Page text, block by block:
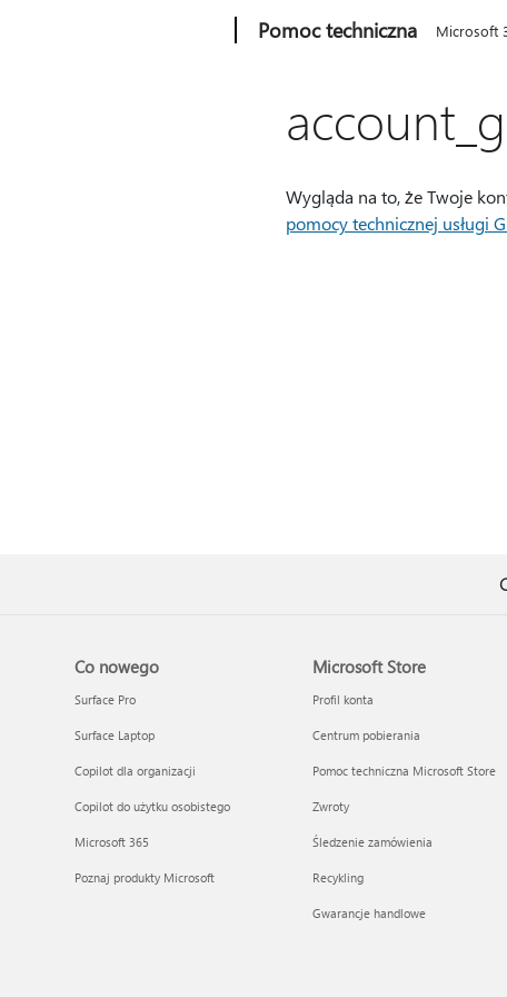
Pomoc techniczna Microsoft
Wygląda na to, że Twoje
pomocy technicznej usługi
Co nowego
Surface Pro
Surface Laptop
Copilot dla organizacji
Copilot do użytku osobistego
Microsoft 365
Poznaj produkty Microsoft
Microsoft Store
Profil konta
Centrum pobierania
Pomoc techniczna Microsoft Store
Zwroty
Śledzenie zamówienia
Recykling
Gwarancje handlowe